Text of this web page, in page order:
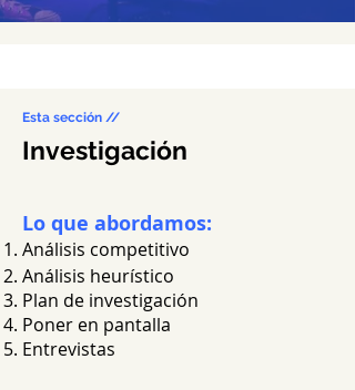
Esta sección //
Investigación
Lo que abordamos:
Análisis competitivo
Análisis heurístico
Plan de investigación
Poner en pantalla
Entrevistas